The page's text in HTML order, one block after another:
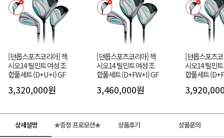
[던롭스포츠코리아] 젝
시오14 틸민트 여성 조
합풀세트 (D+U+I) GF
3,320,000원
[던롭스포츠코리아] 젝
시오14 틸민트 여성 조
합풀세트 (D+FW+I) GF
3,460,000원
[던롭스포츠
시오14 틸민
합풀세트
상세설명 ★증정 프로모션★ 상품후기 상품문의